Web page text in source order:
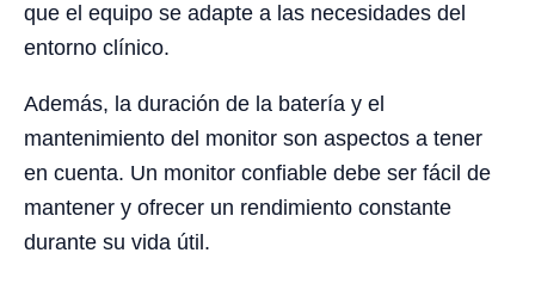
que el equipo se adapte a las necesidades del
entorno clínico.
Además, la duración de la batería y el
mantenimiento del monitor son aspectos a tener
en cuenta. Un monitor confiable debe ser fácil de
mantener y ofrecer un rendimiento constante
durante su vida útil.